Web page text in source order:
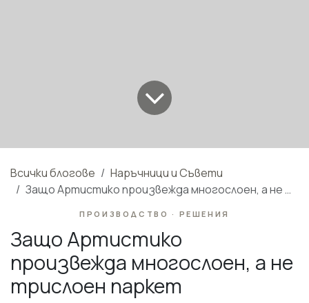
Всички блогове
Наръчници и Съвети
Защо Артистико произвежда многослоен, а не трислоен паркет
ПРОИЗВОДСТВО · РЕШЕНИЯ
Защо Артистико
произвежда многослоен, а не
трислоен паркет